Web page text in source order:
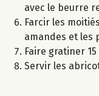
avec le beurre
Farcir les
amandes et les
Faire gratiner
Servir les